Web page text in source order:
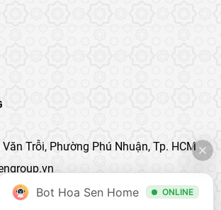
Trỗi, Phường Phú Nhuận, Tp. HCM
111
Bot Hoa Sen Home ONLINE